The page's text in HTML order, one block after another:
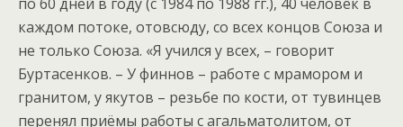
каждом потоке, отовсюду, со всех концов Союза и
не только Союза. «Я учился у всех, – говорит
Буртасенков. – У финнов – работе с мрамором и
гранитом, у якутов – резьбе по кости, от тувинцев
перенял приёмы работы с агальматолитом, от